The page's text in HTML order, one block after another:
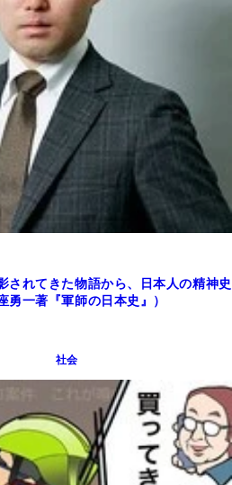
されてきた物語から、日本人の精神史
勇一著『軍師の日本史』）
社会